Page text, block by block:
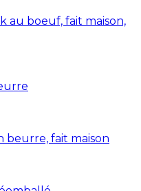
au boeuf, fait maison,
beurre, fait maison